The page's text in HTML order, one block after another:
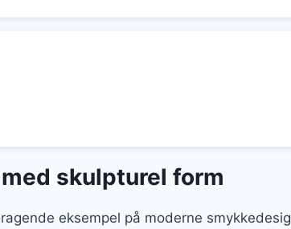
skulpturel form
eksempel på moderne